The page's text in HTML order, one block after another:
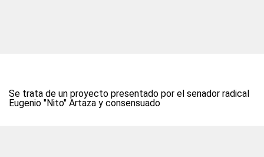
Se trata de un proyecto presentado por el senador radical
Eugenio "Nito" Artaza y consensuado